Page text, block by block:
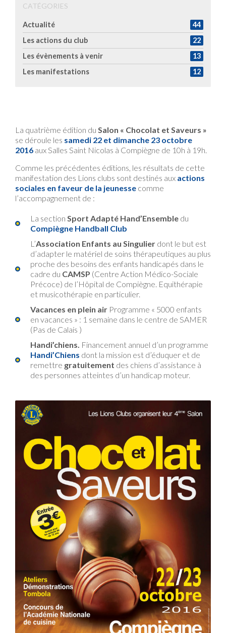
CATÉGORIES
Actualité
44
Les actions du club
22
Les évènements à venir
13
Les manifestations
12
La quatrième édition du Salon « Chocolat et Saveurs »
se déroule les samedi 22 et dimanche 23 octobre
2016 aux Salles Saint Nicolas à Compiègne de 10h à 19h.
Comme les précédentes éditions, les résultats de cette
manifestation des Lions clubs sont destinés aux actions
sociales en faveur de la jeunesse comme
l’accompagnement de :
La section Sport Adapté Hand’Ensemble du
Compiègne Handball Club
L’Association Enfants au Singulier dont le but est
d’adapter le matériel de soins thérapeutiques au plus
proche des besoins des enfants handicapés dans le
cadre du CAMSP (Centre Action Médico-Sociale
Précoce) de l’Hôpital de Compiègne. Equithérapie
et musicothérapie en particulier.
Vacances en plein air Programme « 5000 enfants
en vacances » : 1 semaine dans le centre de SAMER
(Pas de Calais )
Handi’chiens. Financement annuel d’un programme
Handi’Chiens dont la mission est d’éduquer et de
remettre gratuitement des chiens d’assistance à
des personnes atteintes d’un handicap moteur.